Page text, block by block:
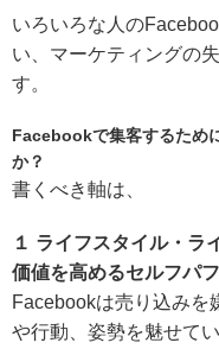
いろいろな人の
い、マーケティングの
す。
Facebookで集客するため
か？
書くべき軸は、
１ ライフスタイル・ラ
価値を高めるセルフパ
Facebookは売り込みを
や行動、姿勢を魅せて